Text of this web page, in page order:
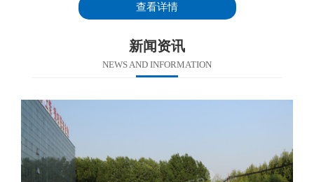
查看详情
新闻资讯
NEWS AND INFORMATION